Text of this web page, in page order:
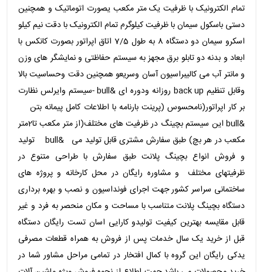
تمام الکترونیک با ظرفیت یک متر مکعب یصورت اتوماتیک و همچنین
دستی باسکول سیمان با ظرفیت کیلوگرم تمام الکترونیک با دقت نیم کیلو
اسکرو سیمان دو دستگاه 8 به طول 7/5 اتاق اپراتور بصورت کانکس با
ابعاد و بدنه دو تابلو برق مجهز به سیستم حفاظتی و نمایشگر های وزن
و مانتر آب می کالیبراسیون آسان وسریعو همچنین دقت وحساسیت بالا
وقابل تنظیم back up روزانه ودوره ای &bull -سیستم وایرلس نظارت
بر کار اپراتور(نامحسوس (پرینت بارنامه با اطلاعات کامل پیمانه بتن
&bull این سیستم بچینگ در ظرفیت های مختلف(از متر مکعب تا2متر
مکعب در هر بچ) طبق سفارش مشتری قابل تولید می &bull تولید
و فروش انواع بچینگ پلانت طبق سفارش با طراحی متنوع در
ظرفیتهای مختلف و مشاوره رایگان در محل کارخانه و پروژه های
ساختمانی سراسر کشور جهت اجرای فونداسیون و نصب و بهره برداری
دستگاه بچینگ پلانت متناسب با مساحت و مکان منحصر به فرد و غیر
قابل مقایسه بهترین کیفیت تولیدو کارایی اسان تست رایگان دستگاه
قبل از خرید یک سال خدمات پس از فروش به همراه قطعات مصرفی
یدکی رایگان این گروه با کمال افتخار در تمامی مراحل مشاور شما در